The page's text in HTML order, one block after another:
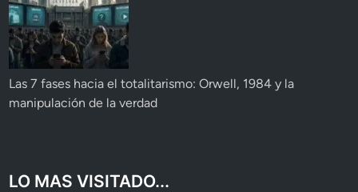
Las 7 fases hacia el totalitarismo: Orwell, 1984 y la
manipulación de la verdad
LO MAS VISITADO...